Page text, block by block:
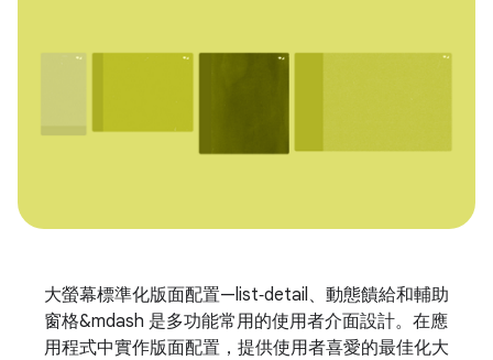
大螢幕標準化版面配置—list‑detail、動態饋給和輔助
窗格&mdash 是多功能常用的使用者介面設計。在應
用程式中實作版面配置，提供使用者喜愛的最佳化大